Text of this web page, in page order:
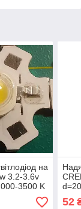
на
3.2-3.6v
3500 K
52